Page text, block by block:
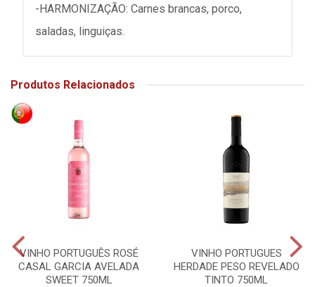
-HARMONIZAÇÃO: Carnes brancas, porco,
saladas, linguiças.
Produtos Relacionados
VINHO PORTUGUÊS ROSÉ
CASAL GARCIA AVELADA
SWEET 750ML
VINHO PORTUGUES
HERDADE PESO REVELADO
TINTO 750ML